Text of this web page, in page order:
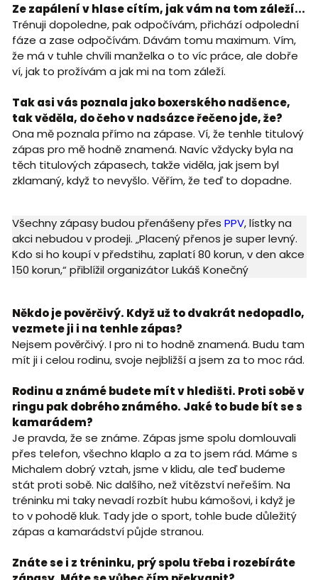
Ze zapálení v hlase cítím, jak vám na tom záleží...
Trénuji dopoledne, pak odpočívám, přichází odpolední
fáze a zase odpočívám. Dávám tomu maximum. Vím,
že má v tuhle chvíli manželka o to víc práce, ale dobře
ví, jak to prožívám a jak mi na tom záleží.
Tak asi vás poznala jako boxerského nadšence,
tak věděla, do čeho v nadsázce řečeno jde, že?
Ona mě poznala přímo na zápase. Ví, že tenhle titulový
zápas pro mě hodně znamená. Navíc vždycky byla na
těch titulových zápasech, takže viděla, jak jsem byl
zklamaný, když to nevyšlo. Věřím, že teď to dopadne.
Všechny zápasy budou přenášeny přes PPV, lístky na
akci nebudou v prodeji. „Placený přenos je super levný.
Kdo si ho koupí v předstihu, zaplatí 80 korun, v den akce
150 korun,“ přiblížil organizátor Lukáš Konečný
Někdo je pověrčivý. Když už to dvakrát nedopadlo,
vezmete ji i na tenhle zápas?
Nejsem pověrčivý. I pro ni to hodně znamená. Budu tam
mít ji i celou rodinu, svoje nejbližší a jsem za to moc rád.
Rodinu a známé budete mít v hledišti. Proti sobě v
ringu pak dobrého známého. Jaké to bude bít se s
kamarádem?
Je pravda, že se známe. Zápas jsme spolu domlouvali
přes telefon, všechno klaplo a za to jsem rád. Máme s
Michalem dobrý vztah, jsme v klidu, ale teď budeme
stát proti sobě. Nic dalšího, než vítězství neřeším. Na
tréninku mi taky nevadí rozbít hubu kámošovi, i když je
to v pohodě kluk. Tady jde o sport, tohle bude důležitý
zápas a kamarádství půjde stranou.
Znáte se i z tréninku, prý spolu třeba i rozebíráte